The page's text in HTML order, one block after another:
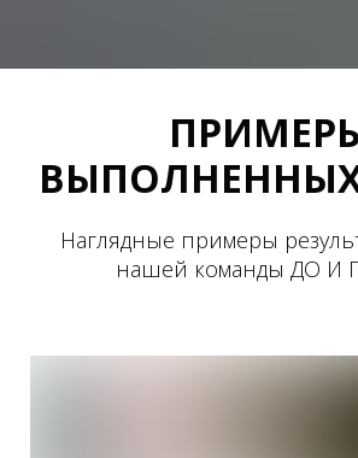
Наглядные примеры
нашей команды ДО И